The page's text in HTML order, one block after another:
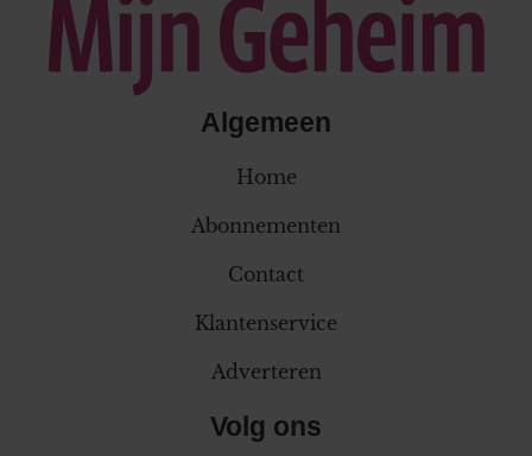
Algemeen
Home
Abonnementen
Contact
Klantenservice
Adverteren
Volg ons